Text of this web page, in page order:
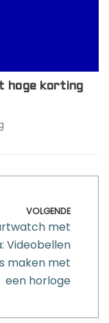
hoge korting
VOLGENDE
met
Videobellen
maken met
een horloge